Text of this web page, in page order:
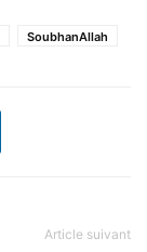
SoubhanAllah
Article suivant